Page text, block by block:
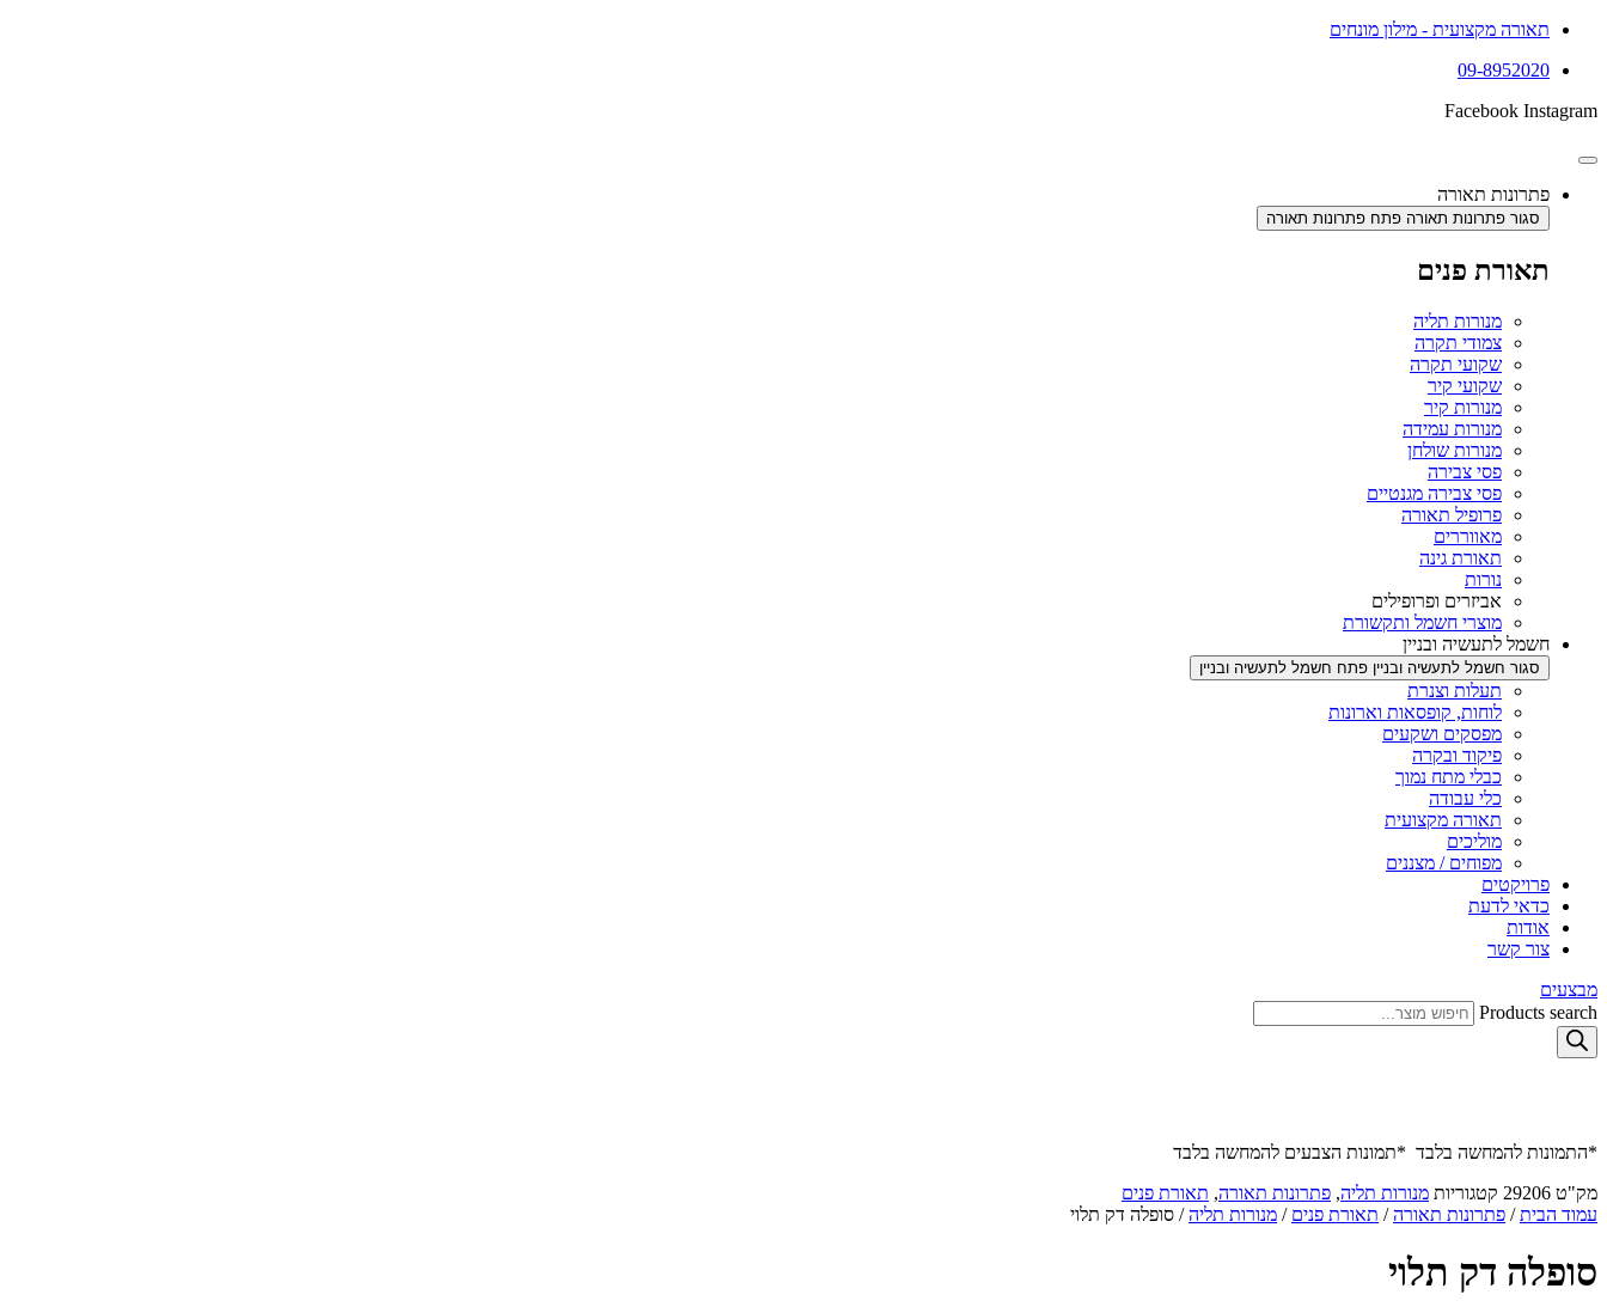
תאורה מקצועית - מילון מונחים
09-8952020
Facebook Instagram
פתרונות תאורה
סגור פתרונות תאורה פתח פתרונות תאורה
תאורת פנים
מנורות תליה
צמודי תקרה
שקועי תקרה
שקועי קיר
מנורות קיר
מנורות עמידה
מנורות שולחן
פסי צבירה
פסי צבירה מגנטיים
פרופיל תאורה
מאווררים
תאורת גינה
נורות
אביזרים ופרופילים
מוצרי חשמל ותקשורת
חשמל לתעשיה ובניין
סגור חשמל לתעשיה ובניין פתח חשמל לתעשיה ובניין
תעלות וצנרת
לוחות, קופסאות וארונות
מפסקים ושקעים
פיקוד ובקרה
כבלי מתח נמוך
כלי עבודה
תאורה מקצועית
מוליכים
מפוחים / מצננים
פרויקטים
כדאי לדעת
אודות
צור קשר
מבצעים
Products search
*התמונות להמחשה בלבד *תמונות הצבעים להמחשה בלבד
מק"ט 29206 קטגוריות מנורות תליה, פתרונות תאורה, תאורת פנים
עמוד הבית/ פתרונות תאורה/ תאורת פנים / מנורות תליה/ סופלה דק תלוי
סופלה דק תלוי